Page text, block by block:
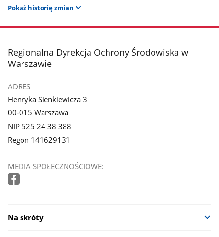
Pokaż historię zmian
stopka
Regionalna Dyrekcja Ochrony Środowiska w
Warszawie
ADRES
Henryka Sienkiewicza 3
00-015 Warszawa
NIP 525 24 38 388
Regon 141629131
MEDIA SPOŁECZNOŚCIOWE:
Na skróty